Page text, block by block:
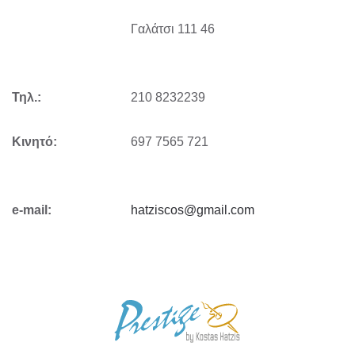
Γαλάτσι 111 46
Τηλ.: 210 8232239
Κινητό: 697 7565 721
e-mail: hatziscos@gmail.com